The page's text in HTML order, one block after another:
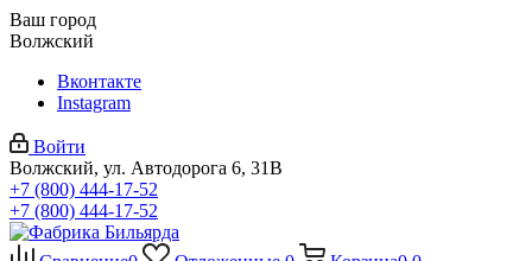
Ваш город
Волжский
Вконтакте
Instagram
Войти
Волжский, ул. Автодорога 6, 31В
+7 (800) 444-17-52
+7 (800) 444-17-52